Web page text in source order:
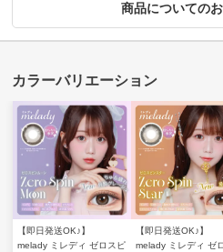
商品についての
【即日発送OK♪】
melady ミレディ ゼロスピ
【即日発送OK♪】
melady ミレディ ゼ